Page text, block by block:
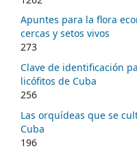
Apuntes para la flora
cercas y setos vivos
273
Clave de identificación
licófitos de Cuba
256
Las orquídeas que se
Cuba
196